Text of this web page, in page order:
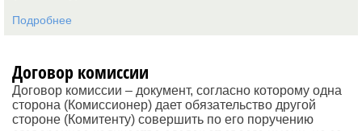
Подробнее
Договор комиссии
Договор комиссии – документ, согласно которому одна
сторона (Комиссионер) дает обязательство другой
стороне (Комитенту) совершить по его поручению